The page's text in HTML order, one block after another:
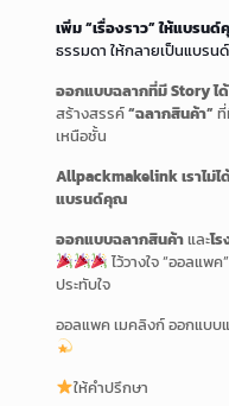
เพิ่ม “เรื่องราว” ให้แบรน
ธรรมดา ให้กลายเป็นแบรน
ออกแบบฉลากที่มี Story
สร้างสรรค์“ฉลากสินค้า”
เหนือชั้น
Allpackmakelink เราไม่
แบรนด์คุณ
ออกแบบฉลากสินค้าและโ
ไว้วางใจ “ออลแพ
ประทับใจ
ออลแพค เมคลิงก์ ออกแบ
ให้คำปรึกษา